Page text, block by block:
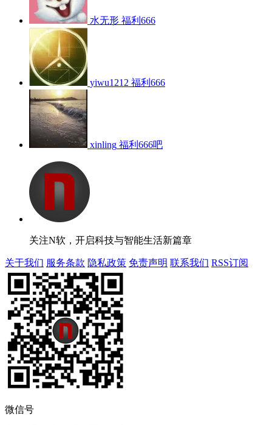
水无形 福利666
yiwu1212 福利666
xinling 福利666吧
关注N软，开启科技与智能生活新篇章
关于我们 服务条款 隐私政策 免责声明 联系我们 RSS订阅
微信号